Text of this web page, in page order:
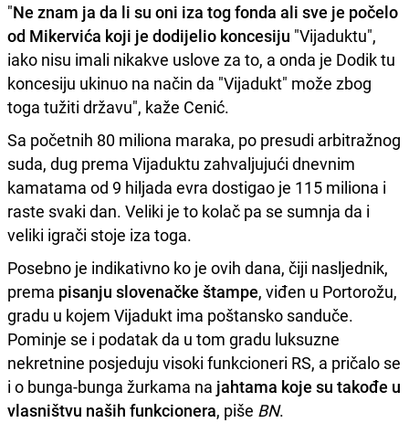
"Ne znam ja da li su oni iza tog fonda ali sve je počelo
od Mikervića koji je dodijelio koncesiju "Vijaduktu",
iako nisu imali nikakve uslove za to, a onda je Dodik tu
koncesiju ukinuo na način da "Vijadukt" može zbog
toga tužiti državu", kaže Cenić.
Sa početnih 80 miliona maraka, po presudi arbitražnog
suda, dug prema Vijaduktu zahvaljujući dnevnim
kamatama od 9 hiljada evra dostigao je 115 miliona i
raste svaki dan. Veliki je to kolač pa se sumnja da i
veliki igrači stoje iza toga.
Posebno je indikativno ko je ovih dana, čiji nasljednik,
prema pisanju slovenačke štampe, viđen u Portorožu,
gradu u kojem Vijadukt ima poštansko sanduče.
Pominje se i podatak da u tom gradu luksuzne
nekretnine posjeduju visoki funkcioneri RS, a pričalo se
i o bunga-bunga žurkama na jahtama koje su takođe u
vlasništvu naših funkcionera, piše BN.